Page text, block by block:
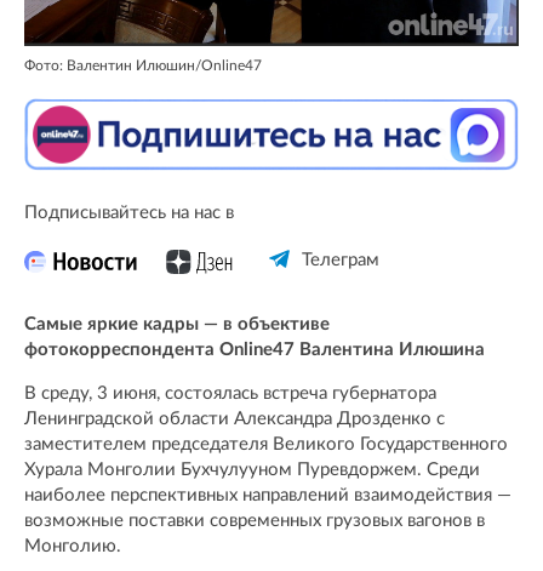
Фото: Валентин Илюшин/Online47
Подписывайтесь на нас в
Телеграм
Самые яркие кадры — в объективе
фотокорреспондента Online47 Валентина Илюшина
В среду, 3 июня, состоялась встреча губернатора
Ленинградской области Александра Дрозденко с
заместителем председателя Великого Государственного
Хурала Монголии Бухчулууном Пуревдоржем. Среди
наиболее перспективных направлений взаимодействия —
возможные поставки современных грузовых вагонов в
Монголию.